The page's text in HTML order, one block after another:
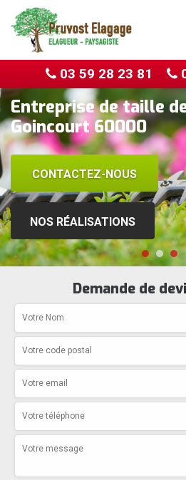
03 59 28 23 81
Entreprise de taille
Goincourt 60000
CONTACTEZ-NOUS
NOS RÉALISATIONS
Demande de